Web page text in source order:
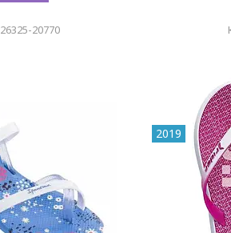
26325-20770
2019